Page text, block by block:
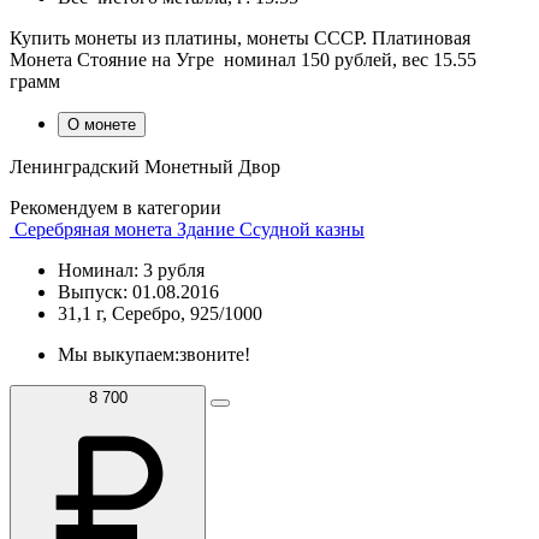
Купить монеты из платины, монеты СССР. Платиновая
Монета Стояние на Угре номинал 150 рублей, вес 15.55
грамм
О монете
Ленинградский Монетный Двор
Рекомендуем в категории
Серебряная монета Здание Ссудной казны
Номинал: 3 рубля
Выпуск: 01.08.2016
31,1 г, Серебро, 925/1000
Мы выкупаем:звоните!
8 700